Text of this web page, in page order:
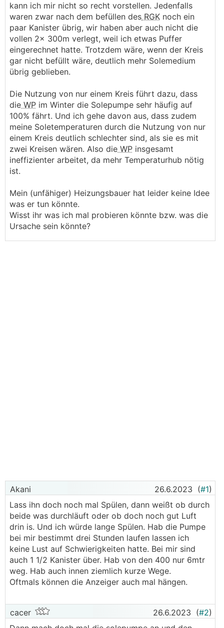
kann ich mir nicht so recht vorstellen. Jedenfalls
waren zwar nach dem befüllen des RGK noch ein
paar Kanister übrig, wir haben aber auch nicht die
vollen 2x 300m verlegt, weil ich etwas Puffer
eingerechnet hatte. Trotzdem wäre, wenn der Kreis
gar nicht befüllt wäre, deutlich mehr Solemedium
übrig geblieben.
Die Nutzung von nur einem Kreis führt dazu, dass
die WP im Winter die Solepumpe sehr häufig auf
100% fährt. Und ich gehe davon aus, dass zudem
meine Soletemperaturen durch die Nutzung von nur
einem Kreis deutlich schlechter sind, als sie es mit
zwei Kreisen wären. Also die WP insgesamt
ineffizienter arbeitet, da mehr Temperaturhub nötig
ist.
Mein (unfähiger) Heizungsbauer hat leider keine Idee
was er tun könnte.
Wisst ihr was ich mal probieren könnte bzw. was die
Ursache sein könnte?
Akani 26.6.2023 (#1)
Lass ihn doch noch mal Spülen, dann weißt ob durch
beide was durchläuft oder ob doch noch gut Luft
drin is. Und ich würde lange Spülen. Hab die Pumpe
bei mir bestimmt drei Stunden laufen lassen ich
keine Lust auf Schwierigkeiten hatte. Bei mir sind
auch 1 1/2 Kanister über. Hab von den 400 nur 6mtr
weg. Hab auch innen ziemlich kurze Wege.
Oftmals können die Anzeiger auch mal hängen.
cacer 26.6.2023 (#2)